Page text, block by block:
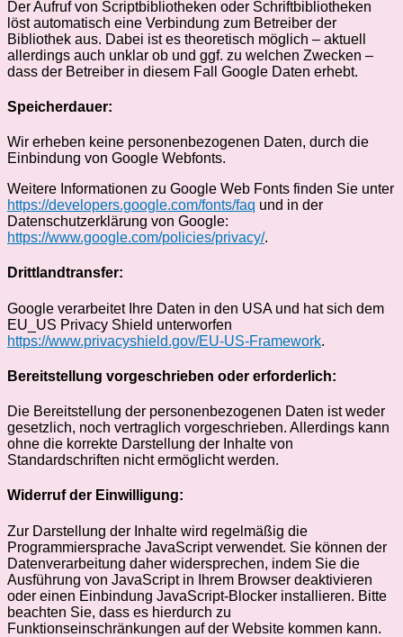
Der Aufruf von Scriptbibliotheken oder Schriftbibliotheken
löst automatisch eine Verbindung zum Betreiber der
Bibliothek aus. Dabei ist es theoretisch möglich – aktuell
allerdings auch unklar ob und ggf. zu welchen Zwecken –
dass der Betreiber in diesem Fall Google Daten erhebt.
Speicherdauer:
Wir erheben keine personenbezogenen Daten, durch die
Einbindung von Google Webfonts.
Weitere Informationen zu Google Web Fonts finden Sie unter
https://developers.google.com/fonts/faq und in der
Datenschutzerklärung von Google:
https://www.google.com/policies/privacy/.
Drittlandtransfer:
Google verarbeitet Ihre Daten in den USA und hat sich dem
EU_US Privacy Shield unterworfen
https://www.privacyshield.gov/EU-US-Framework.
Bereitstellung vorgeschrieben oder erforderlich:
Die Bereitstellung der personenbezogenen Daten ist weder
gesetzlich, noch vertraglich vorgeschrieben. Allerdings kann
ohne die korrekte Darstellung der Inhalte von
Standardschriften nicht ermöglicht werden.
Widerruf der Einwilligung:
Zur Darstellung der Inhalte wird regelmäßig die
Programmiersprache JavaScript verwendet. Sie können der
Datenverarbeitung daher widersprechen, indem Sie die
Ausführung von JavaScript in Ihrem Browser deaktivieren
oder einen Einbindung JavaScript-Blocker installieren. Bitte
beachten Sie, dass es hierdurch zu
Funktionseinschränkungen auf der Website kommen kann.